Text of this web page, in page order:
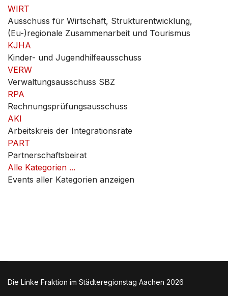
WIRT
Ausschuss für Wirtschaft, Strukturentwicklung,
(Eu-)regionale Zusammenarbeit und Tourismus
KJHA
Kinder- und Jugendhilfeausschuss
VERW
Verwaltungsausschuss SBZ
RPA
Rechnungsprüfungsausschuss
AKI
Arbeitskreis der Integrationsräte
PART
Partnerschaftsbeirat
Alle Kategorien ...
Events aller Kategorien anzeigen
Die Linke Fraktion im Städteregionstag Aachen 2026